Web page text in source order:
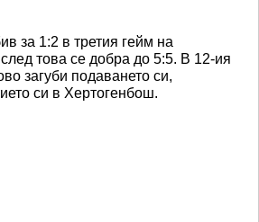
за 1:2 в третия гейм на
това се добра до 5:5. В 12-ия
загуби подаването си,
си в Хертогенбош.